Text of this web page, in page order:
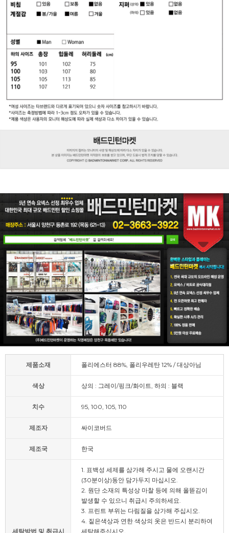
제품소재 폴리에스터 88%, 폴리우레탄 12% / 대상아님
색상 상의 : 그레이/핑크/화이트, 하의 : 블랙
치수 95, 100, 105, 110
제조자 싸이코버드
제조국 한국
세탁방법 및 취급시
1. 표백성 세제를 삼가해 주시고 물에 오랜시간
(30분이상)동안 담가두지 마십시오.
2. 원단 소재의 특성상 마찰 등에 의해 올뜯김이
발생할 수 있으니 취급시 주의하세요.
3. 프린트 부위는 다림질을 삼가해 주십시오.
4. 짙은색상과 연한 색상의 옷은 반드시 분리하여
세탁해주십시오.